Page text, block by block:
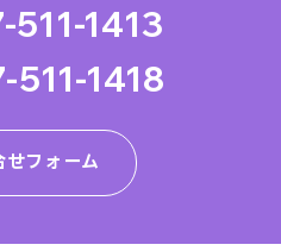
511-1413
511-1418
せフォーム